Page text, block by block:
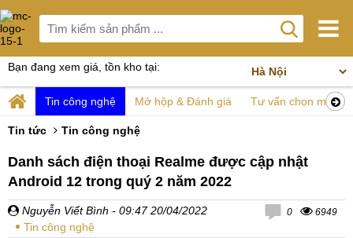
Bạn đang xem giá, tồn kho tại:
Tin công nghệ Mở hộp & Đánh giá Tư vấn chọn mua
Tin tức Tin công nghệ
Danh sách điện thoại Realme được cập nhật
Android 12 trong quý 2 năm 2022
Nguyễn Viết Bình - 09:47 20/04/2022
Tin công nghệ
0 6949